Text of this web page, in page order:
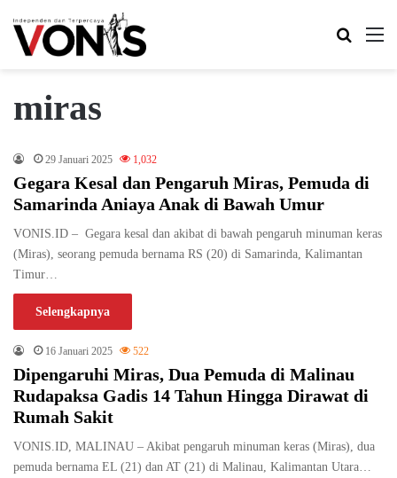
miras
29 Januari 2025 1,032
Gegara Kesal dan Pengaruh Miras, Pemuda di
Samarinda Aniaya Anak di Bawah Umur
VONIS.ID – Gegara kesal dan akibat di bawah pengaruh minuman keras
(Miras), seorang pemuda bernama RS (20) di Samarinda, Kalimantan
Timur…
Selengkapnya
16 Januari 2025 522
Dipengaruhi Miras, Dua Pemuda di Malinau
Rudapaksa Gadis 14 Tahun Hingga Dirawat di
Rumah Sakit
VONIS.ID, MALINAU – Akibat pengaruh minuman keras (Miras), dua
pemuda bernama EL (21) dan AT (21) di Malinau, Kalimantan Utara…